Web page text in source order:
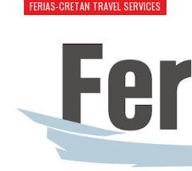
FERIAS-CRETAN TRAVEL SERVICES